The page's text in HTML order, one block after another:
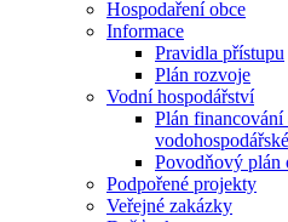
Hospodaření obce
Informace
Pravidla přístupu
Plán rozvoje
Vodní hospodářství
Plán financování
Povodňový plán
Podpořené projekty
Veřejné zakázky